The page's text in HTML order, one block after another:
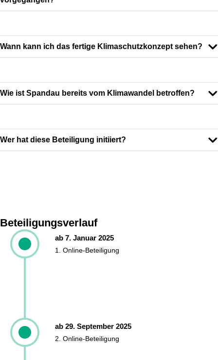
Wann kann ich das fertige Klimaschutzkonzept sehen?
Wie ist Spandau bereits vom Klimawandel betroffen?
Wer hat diese Beteiligung initiiert?
Beteiligungsverlauf
ab 7. Januar 2025
1. Online-Beteiligung
ab 29. September 2025
2. Online-Beteiligung